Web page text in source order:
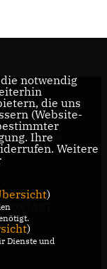
der Stadt
rund
Stadt
KONTAKT
notwendig
die uns
(Website-
Ihre
Weitere
)
)
Dienste und